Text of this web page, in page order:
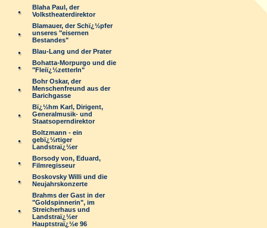
Blaha Paul, der
Volkstheaterdirektor
Blamauer, der Schï¿½pfer
unseres "eisernen
Bestandes"
Blau-Lang und der Prater
Bohatta-Morpurgo und die
"Fleiï¿½zetterln"
Bohr Oskar, der
Menschenfreund aus der
Barichgasse
Bï¿½hm Karl, Dirigent,
Generalmusik- und
Staatsoperndirektor
Boltzmann - ein
gebï¿½rtiger
Landstraï¿½er
Borsody von, Eduard,
Filmregisseur
Boskovsky Willi und die
Neujahrskonzerte
Brahms der Gast in der
"Goldspinnerin", im
Streicherhaus und
Landstraï¿½er
Hauptstraï¿½e 96